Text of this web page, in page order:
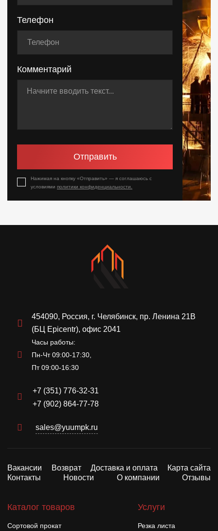
Телефон
Комментарий
Отправить
Нажимая на кнопку «Отправить» — я соглашаюсь с
условиями политики конфиденциальности.
454090, Россия, г. Челябинск, пр. Ленина 21В
(БЦ Epicentr), офис 2041
Часы работы:
Пн-Чт 09:00-17:30,
Пт 09:00-16:30
+7 (351) 776-32-31
+7 (902) 864-77-78
sales@yuumpk.ru
Вакансии Возврат Доставка и оплата
Карта сайта
Контакты
Новости О компании Отзывы
Каталог товаров
Сортовой прокат
Услуги
Резка листа